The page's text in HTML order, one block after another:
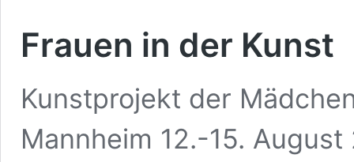
Frauen in der Kunst
Kunstprojekt der
Mannheim 12.-15.